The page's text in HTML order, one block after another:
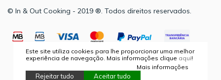
© In & Out Cooking - 2019 ®. Todos direitos reservados.
Este site utiliza cookies para lhe proporcionar uma melhor
experiência de navegação. Mais informações clique aqui!
Mais informações
Aceitar tudo
Rejeitar tudo